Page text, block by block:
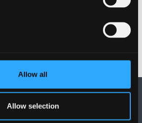
Allow all
Allow selection